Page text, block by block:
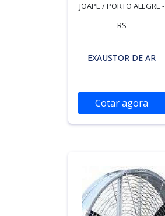
JOAPE / PORTO ALEGRE -
RS
EXAUSTOR DE AR
Cotar agora